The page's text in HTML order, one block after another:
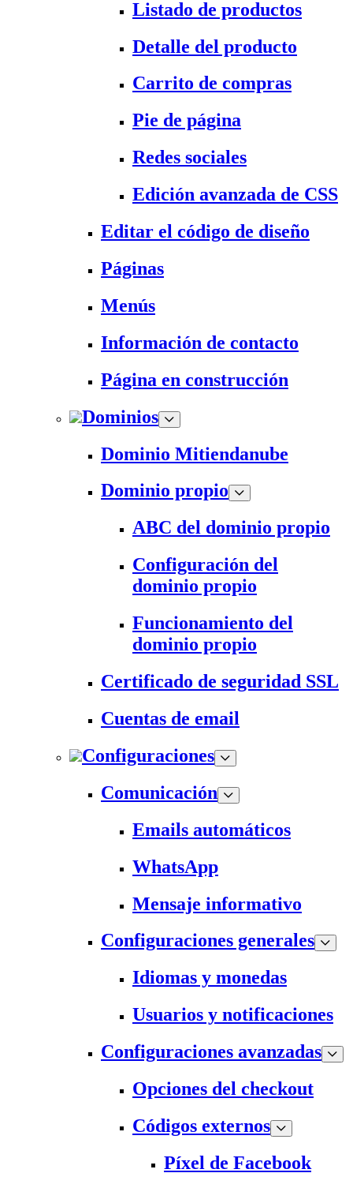
Listado de productos
Detalle del producto
Carrito de compras
Pie de página
Redes sociales
Edición avanzada de CSS
Editar el código de diseño
Páginas
Menús
Información de contacto
Página en construcción
Dominios
Dominio Mitiendanube
Dominio propio
ABC del dominio propio
Configuración del
dominio propio
Funcionamiento del
dominio propio
Certificado de seguridad SSL
Cuentas de email
Configuraciones
Comunicación
Emails automáticos
WhatsApp
Mensaje informativo
Configuraciones generales
Idiomas y monedas
Usuarios y notificaciones
Configuraciones avanzadas
Opciones del checkout
Códigos externos
Píxel de Facebook